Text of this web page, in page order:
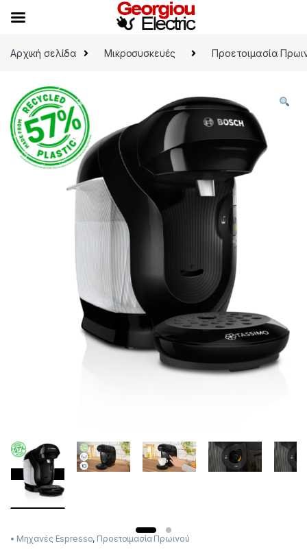
Αρχική σελίδα
Μικροσυσκευές Προετοιμασία
• Μηχανές Espresso, Προετοιμασία Πρωινού